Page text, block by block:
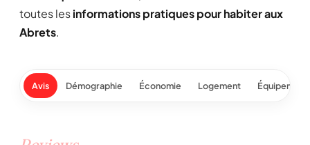
toutes lesinformations pratiques pour habiter aux
Abrets.
Avis Démographie Économie Logement